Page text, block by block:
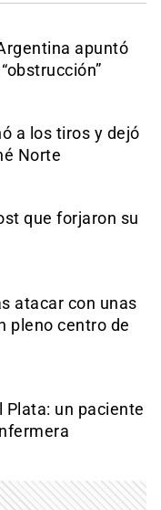
apuntó
a los tiros y dejó
Norte
que forjaron su
atacar con unas
pleno centro de
un paciente